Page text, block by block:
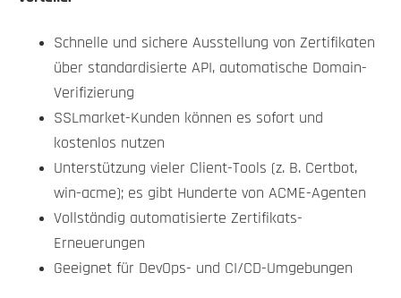
Schnelle und sichere Ausstellung von Zertifikaten
über standardisierte API, automatische Domain-
Verifizierung
SSLmarket-Kunden können es sofort und
kostenlos nutzen
Unterstützung vieler Client-Tools (z. B. Certbot,
win-acme); es gibt Hunderte von ACME-Agenten
Vollständig automatisierte Zertifikats-
Erneuerungen
Geeignet für DevOps- und CI/CD-Umgebungen